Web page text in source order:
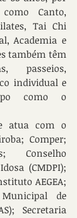
Canto,
Tai Chi
Academia e
também têm
passeios,
individual e
como o
atua com o
Comper;
Conselho
(CMDPI);
AEGEA;
Municipal de
Secretaria